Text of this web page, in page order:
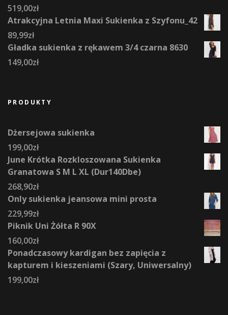
519,00zł
Atrakcyjna Letnia Maxi Sukienka z Szyfonu_42
89,99zł
Gładka sukienka z rękawem 3/4 czarna 8630
149,00zł
PRODUKTY
Dżersejowa sukienka
199,00zł
June Krótka Rozkloszowana Sukienka
Granatowa S M L XL (Dur140Dbe)
268,90zł
Only sukienka jeansowa mini prosta
229,99zł
Piknik Uni Żółta R 90X
160,00zł
Ponadczasowy kardigan bez zapięcia z
kapturem i kieszeniami (Szary, Uniwersalny)
199,00zł